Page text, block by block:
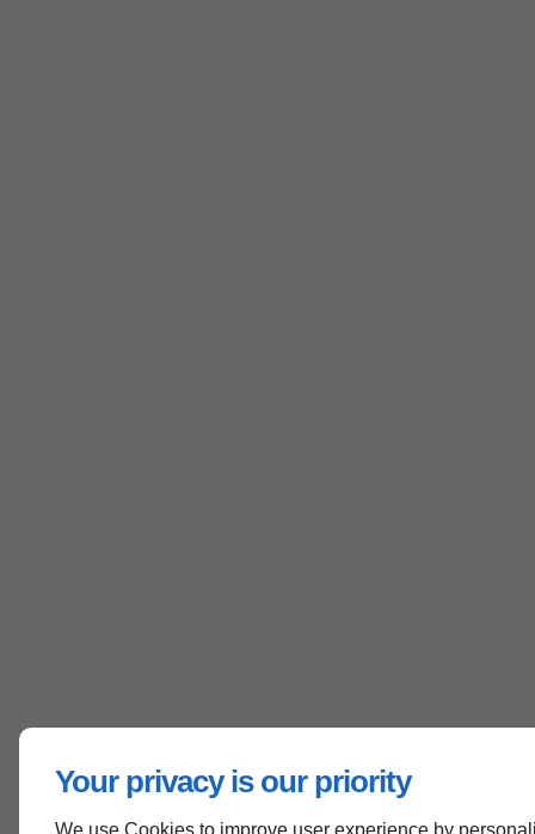
Your privacy is our priority
We use Cookies to improve user experience by